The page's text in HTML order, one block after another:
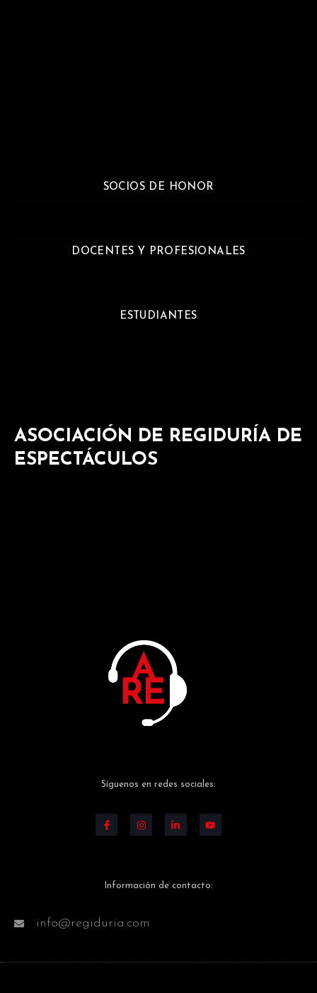
SOCIOS DE HONOR
DOCENTES Y PROFESIONALES
ESTUDIANTES
ASOCIACIÓN DE REGIDURÍA DE
ESPECTÁCULOS
Síguenos en redes sociales:
Información de contacto:
info@regiduria.com